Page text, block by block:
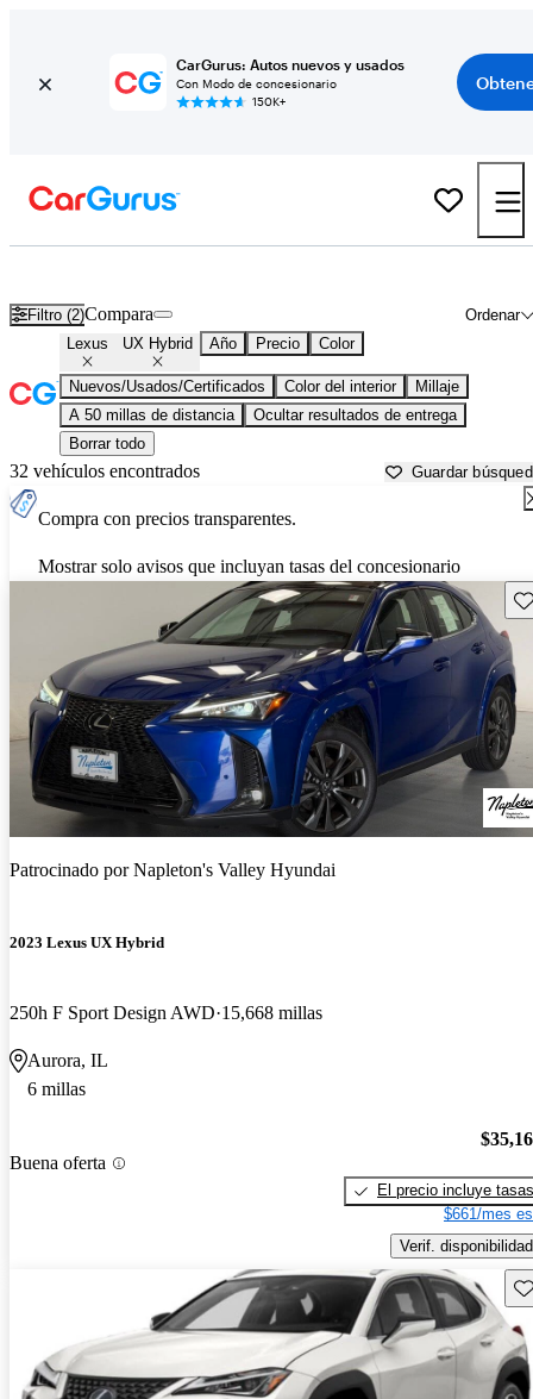
CarGurus: Autos nuevos y usados
Con Modo de concesionario
150K+
Filtro (2) Ordenar
Compara
Lexus UX Hybrid Año Precio Color
Nuevos/Usados/Certificados Color del interior
Millaje
A 50 millas de distancia
Ocultar resultados de entrega
Borrar todo
32 vehículos encontrados Guardar
Compra con precios transparentes.
Mostrar solo avisos que incluyan tasas del concesionario
Patrocinado porNapleton's Valley Hyundai
2023 Lexus UX Hybrid
250h F Sport Design AWD 15,668 millas
Aurora, IL
6 millas
Buena oferta
El precio incluye tasas
$661/mes
Verif. disponibilidad